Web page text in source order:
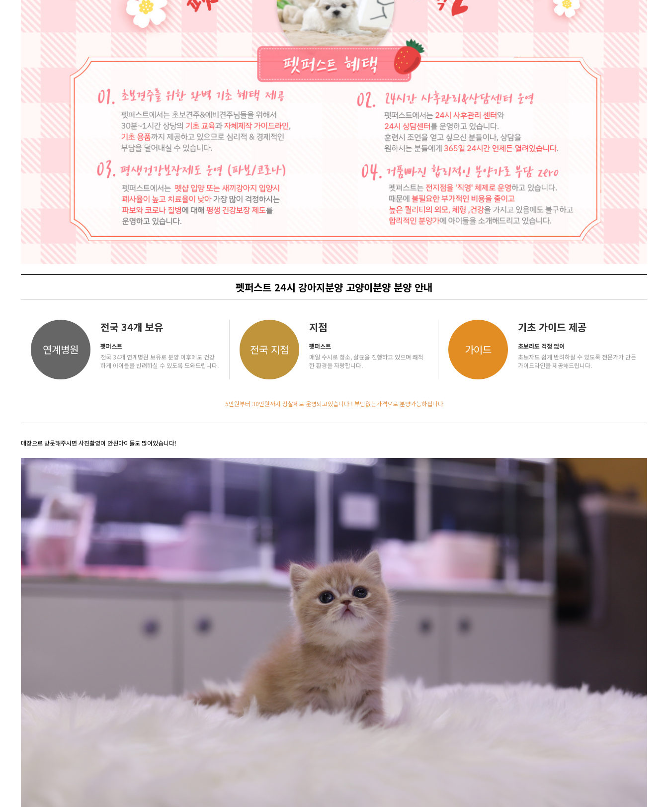
펫퍼스트 24시 강아지분양 고양이분양 분양 안내
연계병원
전국 34개 보유
펫퍼스트
전국 34개 연계병원 보유로 분양 이후에도 건강
하게 아이들을 반려하실 수 있도록 도와드립니다.
전국 지점
지점
펫퍼스트
매일 수시로 청소, 살균을 진행하고 있으며 쾌적
한 환경을 자랑합니다.
가이드
기초 가이드 제공
초보라도 걱정 없이
초보자도 쉽게 반려하실 수 있도록 전문가가 만든
가이드라인을 제공해드립니다.
5만원부터 30만원까지 정찰제로 운영되고있습니다 ! 부담없는가격으로 분양가능하십니다
매장으로 방문해주시면 사진촬영이 안된아이들도 많이있습니다!